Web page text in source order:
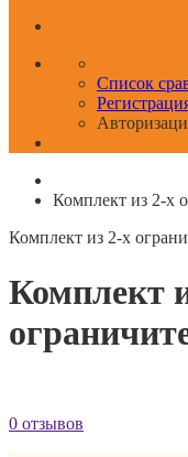
Список
Комплект из 2-х
Комплект из 2-х
Комплект
0 отзывов